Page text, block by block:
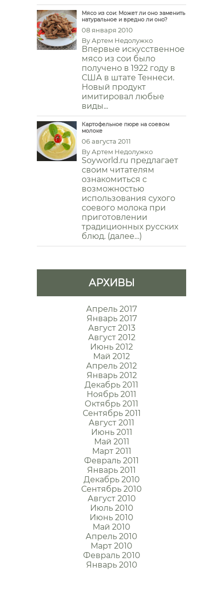
Мясо из сои: Может ли оно заменить
натуральное и вредно ли оно?
08 января 2010
By Артем Недолужко
Впервые искусственное
мясо из сои было
получено в 1922 году в
США в штате Теннеси.
Новый продукт
имитировал любые
виды...
Картофельное пюре на соевом
молоке
06 августа 2011
By Артем Недолужко
Soyworld.ru предлагает
своим читателям
ознакомиться с
возможностью
использования сухого
соевого молока при
приготовлении
традиционных русских
блюд. (далее…)
АРХИВЫ
Апрель 2017
Январь 2017
Август 2013
Август 2012
Июнь 2012
Май 2012
Апрель 2012
Январь 2012
Декабрь 2011
Ноябрь 2011
Октябрь 2011
Сентябрь 2011
Август 2011
Июнь 2011
Май 2011
Март 2011
Февраль 2011
Январь 2011
Декабрь 2010
Сентябрь 2010
Август 2010
Июль 2010
Июнь 2010
Май 2010
Апрель 2010
Март 2010
Февраль 2010
Январь 2010